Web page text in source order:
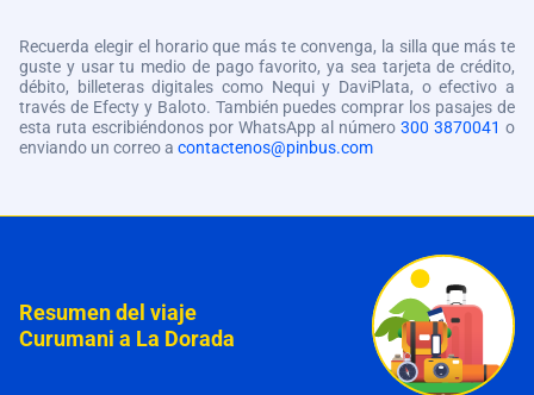
Recuerda elegir el horario que más te convenga, la silla que más te
guste y usar tu medio de pago favorito, ya sea tarjeta de crédito,
débito, billeteras digitales como Nequi y DaviPlata, o efectivo a
través de Efecty y Baloto. También puedes comprar los pasajes de
esta ruta escribiéndonos por WhatsApp al número 300 3870041 o
enviando un correo a contactenos@pinbus.com
Resumen del viaje
Curumani a La Dorada